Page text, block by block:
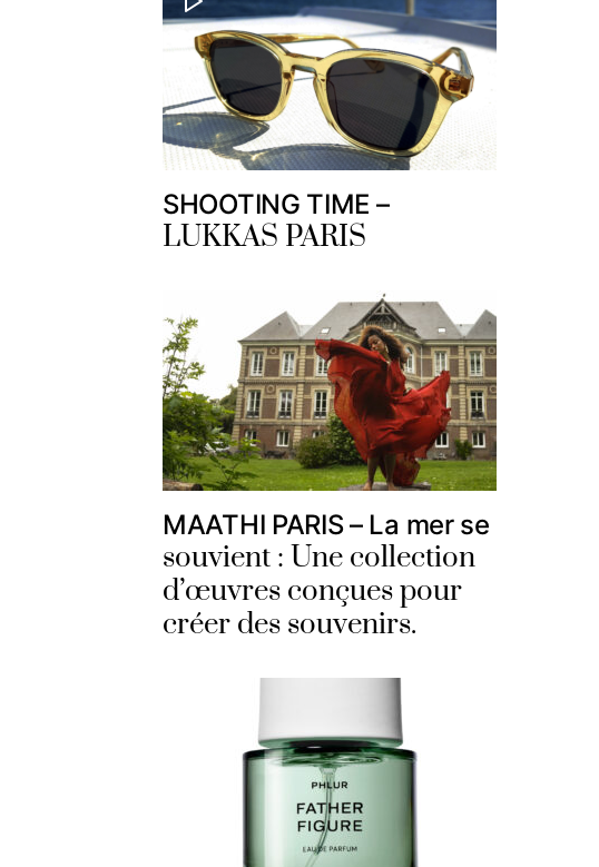
SHOOTING TIME –
LUKKAS PARIS
MAATHI PARIS – La mer se
souvient : Une collection
d’œuvres conçues pour
créer des souvenirs.